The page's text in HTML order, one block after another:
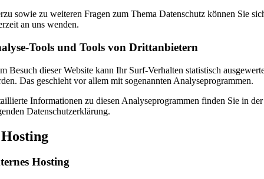
sowie zu weiteren Fragen zum Thema Datenschutz können Sie
an uns wenden.
Tools und Tools von Dritt­anbietern
Besuch dieser Website kann Ihr Surf-Verhalten statistisch
Das geschieht vor allem mit sogenannten Analyseprogrammen.
Informationen zu diesen Analyseprogrammen finden Sie in der
Datenschutzerklärung.
Hosting